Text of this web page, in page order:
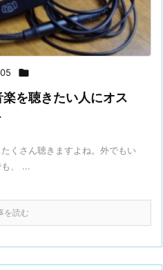

を聴きたい人にオス
くさん聴きますよね。外でもい
、 ...
を読む